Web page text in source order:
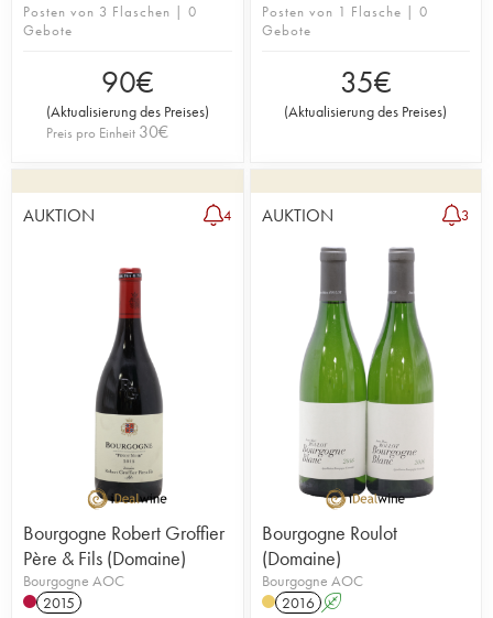
Posten von 3 Flaschen | 0
Gebote
90€
(Aktualisierung des Preises)
Preis pro Einheit 30€
Posten von 1 Flasche | 0
Gebote
35€
(Aktualisierung des Preises)
AUKTION 4
Bourgogne Robert Groffier
Père & Fils (Domaine)
Bourgogne AOC
2015
AUKTION 3
Bourgogne Roulot
(Domaine)
Bourgogne AOC
2016 A